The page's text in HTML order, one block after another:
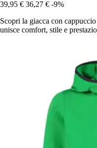
39,95 € 36,27 € -9%
Scopri la giacca con
unisce comfort, stile e